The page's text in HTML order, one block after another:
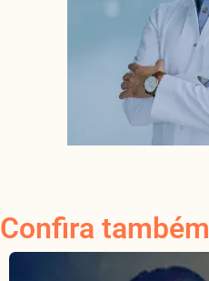
Confira também